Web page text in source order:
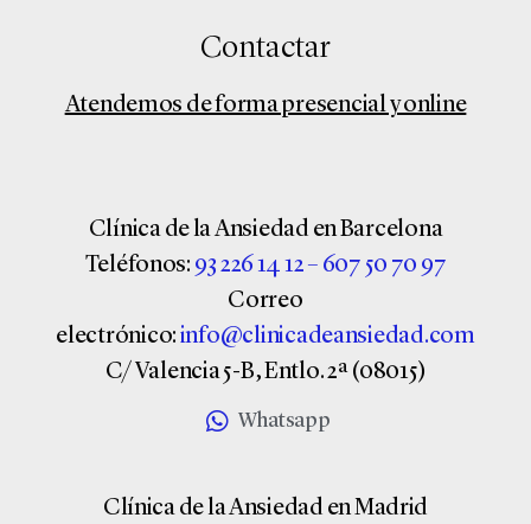
Contactar
Atendemos de forma presencial y online
Clínica de la Ansiedad en Barcelona
Teléfonos: 93 226 14 12 – 607 50 70 97
Correo
electrónico: info@clinicadeansiedad.com
C/ Valencia 5-B, Entlo. 2ª (08015)
Whatsapp
Clínica de la Ansiedad en Madrid